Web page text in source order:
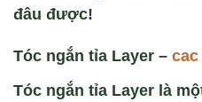
đâu được!
Tóc ngắn tỉa Layer – cac
Tóc ngắn tỉa Layer là